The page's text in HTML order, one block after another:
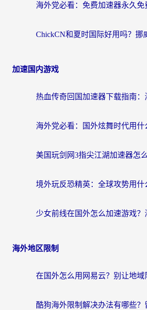
加速国内游戏
海外地区限制